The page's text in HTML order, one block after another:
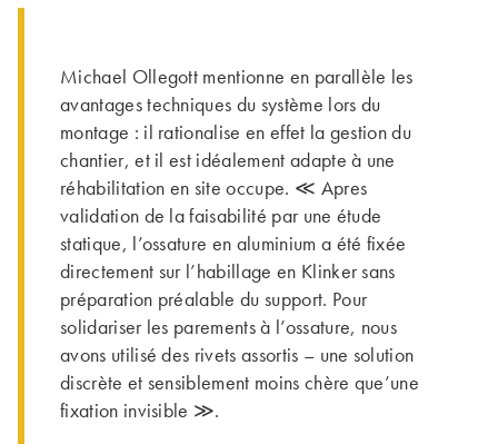
Michael Ollegott mentionne en parallèle les
avantages techniques du système lors du
montage : il rationalise en effet la gestion du
chantier, et il est idéalement adapte à une
réhabilitation en site occupe. ≪ Apres
validation de la faisabilité par une étude
statique, l’ossature en aluminium a été fixée
directement sur l’habillage en Klinker sans
préparation préalable du support. Pour
solidariser les parements à l’ossature, nous
avons utilisé des rivets assortis – une solution
discrète et sensiblement moins chère que’une
fixation invisible ≫.